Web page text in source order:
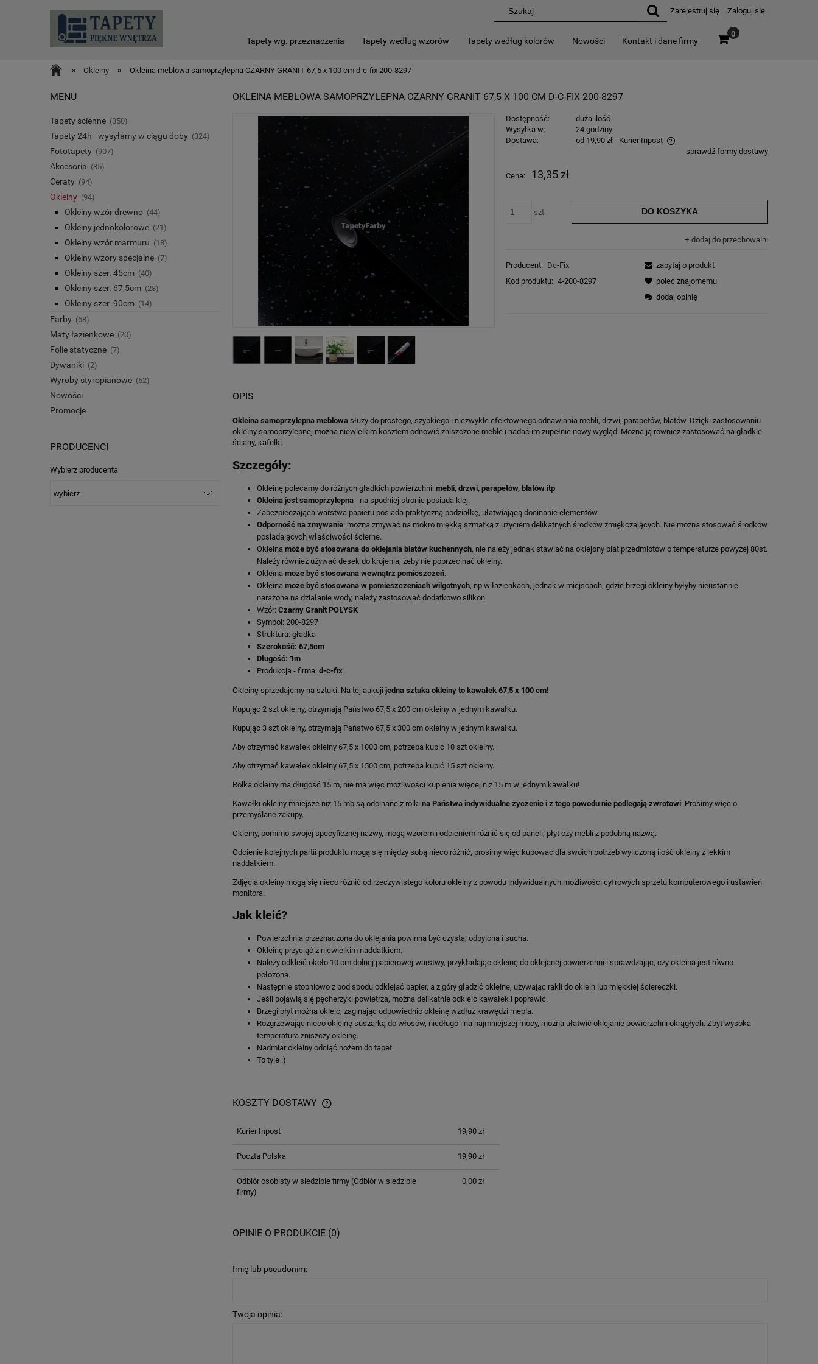
Zarejestruj się Zaloguj się
Tapety wg. przeznaczenia Tapety według wzorów Tapety według kolorów Nowości Kontakt i dane firmy
0
» Okleiny » Okleina meblowa samoprzylepna CZARNY GRANIT 67,5 x 100 cm d-c-fix 200-8297
MENU
Tapety ścienne (350)
Tapety 24h - wysyłamy w ciągu doby (324)
Fototapety (907)
Akcesoria (85)
Ceraty (94)
Okleiny (94)
Okleiny wzór drewno (44)
Okleiny jednokolorowe (21)
Okleiny wzór marmuru (18)
Okleiny wzory specjalne (7)
Okleiny szer. 45cm (40)
Okleiny szer. 67,5cm (28)
Okleiny szer. 90cm (14)
Farby (68)
Maty łazienkowe (20)
Folie statyczne (7)
Dywaniki (2)
Wyroby styropianowe (52)
Nowości
Promocje
PRODUCENCI
Wybierz producenta
OKLEINA MEBLOWA SAMOPRZYLEPNA CZARNY GRANIT 67,5 X 100 CM D-C-FIX 200-8297
Dostępność:
duża ilość
Wysyłka w:
24 godziny
Dostawa:
od 19,90 zł - Kurier Inpost
sprawdź formy dostawy
Cena: 13,35 zł
szt. DO KOSZYKA
dodaj do przechowalni
Producent: Dc-Fix
Kod produktu: 4-200-8297
zapytaj o produkt
poleć znajomemu
dodaj opinię
OPIS
Okleina samoprzylepna meblowa służy do prostego, szybkiego i niezwykle efektownego odnawiania mebli, drzwi, parapetów, blatów. Dzięki zastosowaniu
okleiny samoprzylepnej można niewielkim kosztem odnowić zniszczone meble i nadać im zupełnie nowy wygląd. Można ją również zastosować na gładkie
ściany, kafelki.
Szczegóły:
Okleinę polecamy do różnych gładkich powierzchni: mebli, drzwi, parapetów, blatów itp
Okleina jest samoprzylepna - na spodniej stronie posiada klej.
Zabezpieczająca warstwa papieru posiada praktyczną podziałkę, ułatwiającą docinanie elementów.
Odporność na zmywanie: można zmywać na mokro miękką szmatką z użyciem delikatnych środków zmiękczających. Nie można stosować środków
posiadających właściwości ścierne.
Okleina może być stosowana do oklejania blatów kuchennych, nie należy jednak stawiać na oklejony blat przedmiotów o temperaturze powyżej 80st.
Należy również używać desek do krojenia, żeby nie poprzecinać okleiny.
Okleina może być stosowana wewnątrz pomieszczeń.
Okleina może być stosowana w pomieszczeniach wilgotnych, np w łazienkach, jednak w miejscach, gdzie brzegi okleiny byłyby nieustannie
narażone na działanie wody, należy zastosować dodatkowo silikon.
Wzór: Czarny Granit POŁYSK
Symbol: 200-8297
Struktura: gładka
Szerokość: 67,5cm
Długość: 1m
Produkcja - firma: d-c-fix
Okleinę sprzedajemy na sztuki. Na tej aukcji jedna sztuka okleiny to kawałek 67,5 x 100 cm!
Kupując 2 szt okleiny, otrzymają Państwo 67,5 x 200 cm okleiny w jednym kawałku.
Kupując 3 szt okleiny, otrzymają Państwo 67,5 x 300 cm okleiny w jednym kawałku.
Aby otrzymać kawałek okleiny 67,5 x 1000 cm, potrzeba kupić 10 szt okleiny.
Aby otrzymać kawałek okleiny 67,5 x 1500 cm, potrzeba kupić 15 szt okleiny.
Rolka okleiny ma długość 15 m, nie ma więc możliwości kupienia więcej niż 15 m w jednym kawałku!
Kawałki okleiny mniejsze niż 15 mb są odcinane z rolki na Państwa indywidualne życzenie i z tego powodu nie podlegają zwrotowi. Prosimy więc o
przemyślane zakupy.
Okleiny, pomimo swojej specyficznej nazwy, mogą wzorem i odcieniem różnić się od paneli, płyt czy mebli z podobną nazwą.
Odcienie kolejnych partii produktu mogą się między sobą nieco różnić, prosimy więc kupować dla swoich potrzeb wyliczoną ilość okleiny z lekkim
naddatkiem.
Zdjęcia okleiny mogą się nieco różnić od rzeczywistego koloru okleiny z powodu indywidualnych możliwości cyfrowych sprzetu komputerowego i ustawień
monitora.
Jak kleić?
Powierzchnia przeznaczona do oklejania powinna być czysta, odpylona i sucha.
Okleinę przyciąć z niewielkim naddatkiem.
Należy odkleić około 10 cm dolnej papierowej warstwy, przykładając okleinę do oklejanej powierzchni i sprawdzając, czy okleina jest równo
położona.
Następnie stopniowo z pod spodu odklejać papier, a z góry gładzić okleinę, używając rakli do oklein lub miękkiej ściereczki.
Jeśli pojawią się pęcherzyki powietrza, można delikatnie odkleić kawałek i poprawić.
Brzegi płyt można okleić, zaginając odpowiednio okleinę wzdłuż krawędzi mebla.
Rozgrzewając nieco okleinę suszarką do włosów, niedługo i na najmniejszej mocy, można ułatwić oklejanie powierzchni okrągłych. Zbyt wysoka
temperatura zniszczy okleinę.
Nadmiar okleiny odciąć nożem do tapet.
To tyle :)
KOSZTY DOSTAWY
Kurier Inpost 19,90 zł
Poczta Polska 19,90 zł
Odbiór osobisty w siedzibie firmy(Odbiór w siedzibie
firmy)
0,00 zł
OPINIE O PRODUKCIE (0)
Imię lub pseudonim:
Twoja opinia: